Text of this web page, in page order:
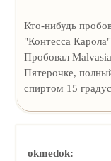
Кто-нибудь
"Контесса
Пробовал
Пятерочке,
спиртом 15
okmedok: